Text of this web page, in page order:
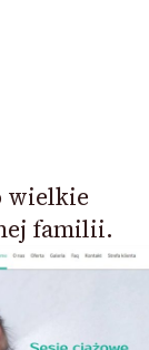
wielkie
familii.